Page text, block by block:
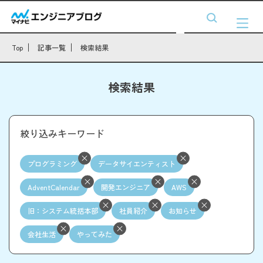
Top 記事一覧 検索結果
検索結果
絞り込みキーワード
プログラミング データサイエンティスト
AdventCalendar 開発エンジニア AWS
旧：システム統括本部 社員紹介 お知らせ
会社生活 やってみた